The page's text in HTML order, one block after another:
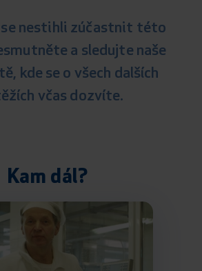
se nestihli zúčastnit této
a sledujte naše
kde se o všech dalších
včas dozvíte.
Kam dál?